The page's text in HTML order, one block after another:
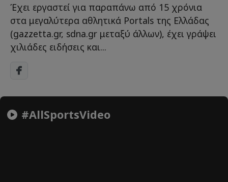
Έχει εργαστεί για παραπάνω από 15 χρόνια
στα μεγαλύτερα αθλητικά Portals της Ελλάδας
(gazzetta.gr, sdna.gr μεταξύ άλλων), έχει γράψει
χιλιάδες ειδήσεις και...
#AllSportsVideo